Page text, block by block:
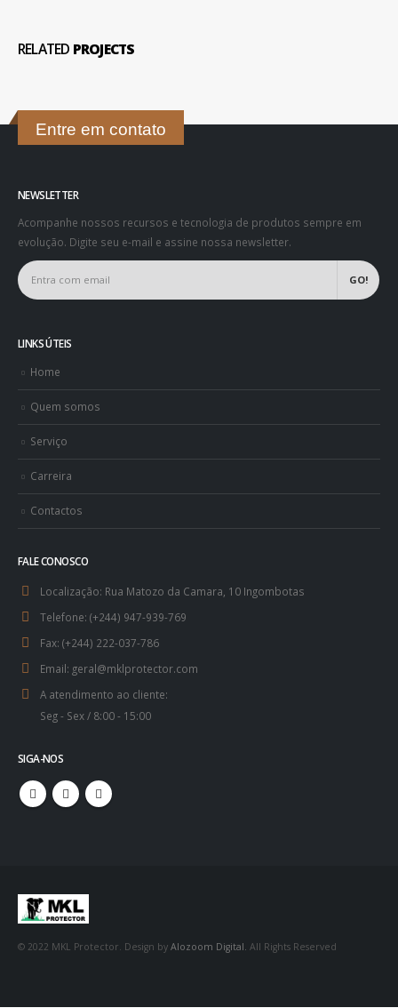
RELATED PROJECTS
Entre em contato
NEWSLETTER
Acompanhe nossos recursos e tecnologia de produtos sempre em
evolução. Digite seu e-mail e assine nossa newsletter.
LINKS ÚTEIS
Home
Quem somos
Serviço
Carreira
Contactos
FALE CONOSCO
Localização: Rua Matozo da Camara, 10 Ingombotas
Telefone: (+244) 947-939-769
Fax: (+244) 222-037-786
Email: geral@mklprotector.com
A atendimento ao cliente:
Seg - Sex / 8:00 - 15:00
SIGA-NOS
© 2022 MKL Protector. Design by Alozoom Digital. All Rights Reserved